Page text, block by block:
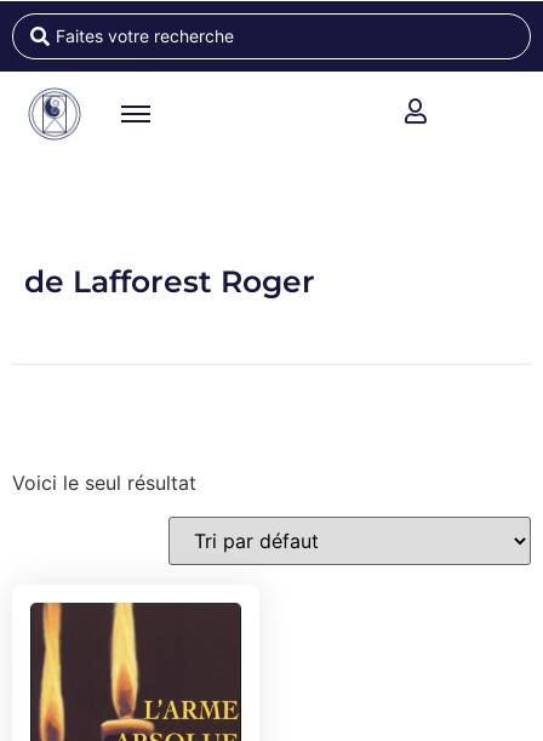
de Lafforest Roger
Voici le seul résultat